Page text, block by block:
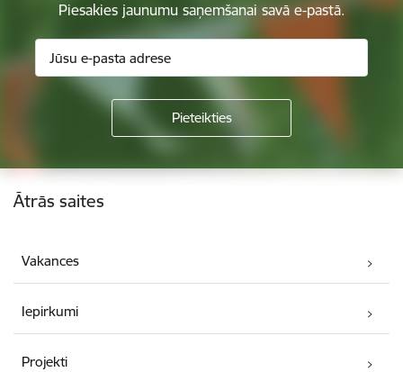
Piesakies jaunumu saņemšanai savā e-pastā.
Kājene
Ātrās saites
Vakances
Iepirkumi
Projekti